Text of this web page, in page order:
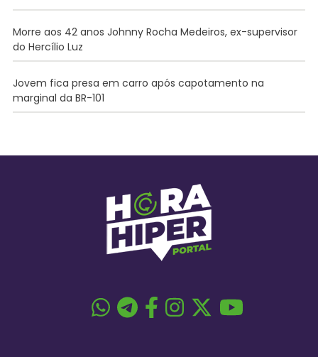
Morre aos 42 anos Johnny Rocha Medeiros, ex-supervisor
do Hercílio Luz
Jovem fica presa em carro após capotamento na
marginal da BR-101